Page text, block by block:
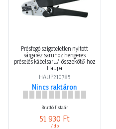
Présfogó szigeteletlen nyitott
sárgaréz saruhoz hengeres
préselés kábelsaru/-összekötő-hoz
Haupa
HAUP210785
Nincs raktáron
Bruttó listaár
51 930 Ft
/ db